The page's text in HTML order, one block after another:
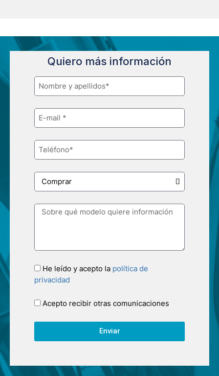
Quiero más información
He leído y acepto la política de
privacidad
Acepto recibir otras comunicaciones
Enviar